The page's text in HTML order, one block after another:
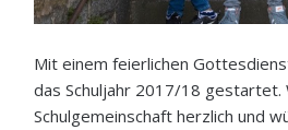
Mit einem feierlichen
das Schuljahr 2017/18
Schulgemeinschaft herzlich und